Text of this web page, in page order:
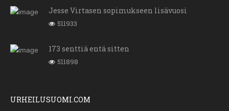
Jesse Virtasen sopimukseen lisävuosi
511933
173 senttiä entä sitten
511898
URHEILUSUOMI.COM